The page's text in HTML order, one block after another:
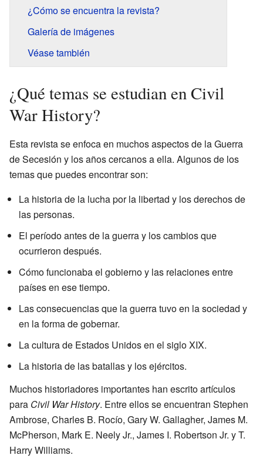
¿Cómo se encuentra la revista?
Galería de imágenes
Véase también
¿Qué temas se estudian en Civil
War History?
Esta revista se enfoca en muchos aspectos de la Guerra
de Secesión y los años cercanos a ella. Algunos de los
temas que puedes encontrar son:
La historia de la lucha por la libertad y los derechos de
las personas.
El período antes de la guerra y los cambios que
ocurrieron después.
Cómo funcionaba el gobierno y las relaciones entre
países en ese tiempo.
Las consecuencias que la guerra tuvo en la sociedad y
en la forma de gobernar.
La cultura de Estados Unidos en el siglo XIX.
La historia de las batallas y los ejércitos.
Muchos historiadores importantes han escrito artículos
para Civil War History. Entre ellos se encuentran Stephen
Ambrose, Charles B. Rocío, Gary W. Gallagher, James M.
McPherson, Mark E. Neely Jr., James I. Robertson Jr. y T.
Harry Williams.